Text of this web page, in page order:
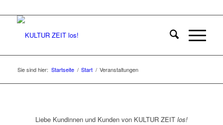
Sie sind hier: Startseite / Start / Veranstaltungen
Liebe Kundinnen und Kunden von KULTUR ZEIT los!